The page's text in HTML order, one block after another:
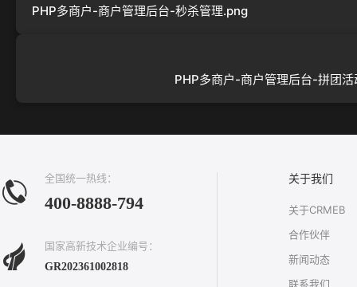
PHP多商户-商户管理后台-秒杀管理.png
PHP多商户-商户管理后台-拼团
全国统一热线：
400-8888-794
国家高新技术企业编号：
GR202361002818
关于我们
关于CRMEB
合作伙伴
新闻动态
联系我们